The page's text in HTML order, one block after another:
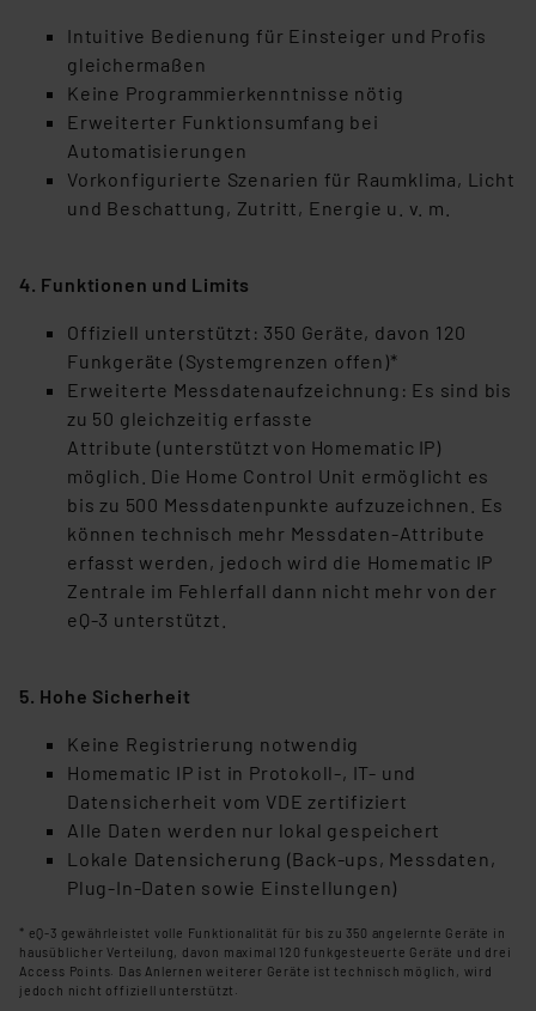
Intuitive Bedienung für Einsteiger und Profis
gleichermaßen
Keine Programmierkenntnisse nötig
Erweiterter Funktionsumfang bei
Automatisierungen
Vorkonfigurierte Szenarien für Raumklima, Licht
und Beschattung, Zutritt, Energie u. v. m.
4. Funktionen und Limits
Offiziell unterstützt: 350 Geräte, davon 120
Funkgeräte (Systemgrenzen offen)*
Erweiterte Messdatenaufzeichnung: Es sind bis
zu 50 gleichzeitig erfasste
Attribute (unterstützt von Homematic IP)
möglich. Die Home Control Unit ermöglicht es
bis zu 500 Messdatenpunkte aufzuzeichnen. Es
können technisch mehr Messdaten-Attribute
erfasst werden, jedoch wird die Homematic IP
Zentrale im Fehlerfall dann nicht mehr von der
eQ-3 unterstützt.
5. Hohe Sicherheit
Keine Registrierung notwendig
Homematic IP ist in Protokoll-, IT- und
Datensicherheit vom VDE zertifiziert
Alle Daten werden nur lokal gespeichert
Lokale Datensicherung (Back-ups, Messdaten,
Plug-In-Daten sowie Einstellungen)
* eQ-3 gewährleistet volle Funktionalität für bis zu 350 angelernte Geräte in
hausüblicher Verteilung, davon maximal 120 funkgesteuerte Geräte und drei
Access Points. Das Anlernen weiterer Geräte ist technisch möglich, wird
jedoch nicht offiziell unterstützt.